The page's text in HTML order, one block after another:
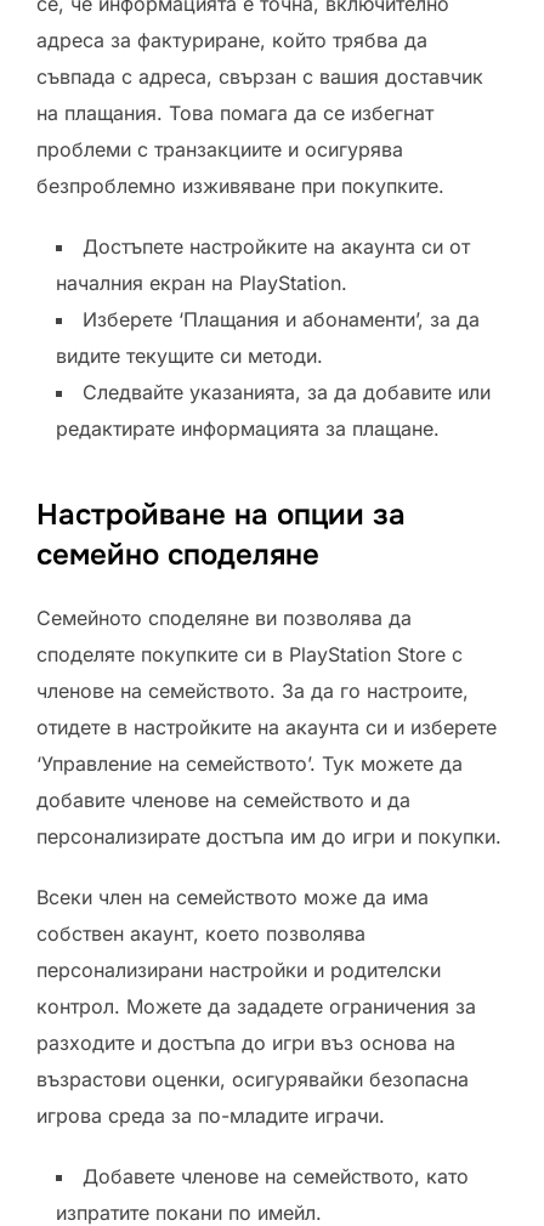
адреса за фактуриране, който трябва да
съвпада с адреса, свързан с вашия доставчик
на плащания. Това помага да се избегнат
проблеми с транзакциите и осигурява
безпроблемно изживяване при покупките.
Достъпете настройките на акаунта си от
началния екран на PlayStation.
Изберете ‘Плащания и абонаменти’, за да
видите текущите си методи.
Следвайте указанията, за да добавите или
редактирате информацията за плащане.
Настройване на опции за
семейно споделяне
Семейното споделяне ви позволява да
споделяте покупките си в PlayStation Store с
членове на семейството. За да го настроите,
отидете в настройките на акаунта си и изберете
‘Управление на семейството’. Тук можете да
добавите членове на семейството и да
персонализирате достъпа им до игри и покупки.
Всеки член на семейството може да има
собствен акаунт, което позволява
персонализирани настройки и родителски
контрол. Можете да зададете ограничения за
разходите и достъпа до игри въз основа на
възрастови оценки, осигурявайки безопасна
игрова среда за по-младите играчи.
Добавете членове на семейството, като
изпратите покани по имейл.